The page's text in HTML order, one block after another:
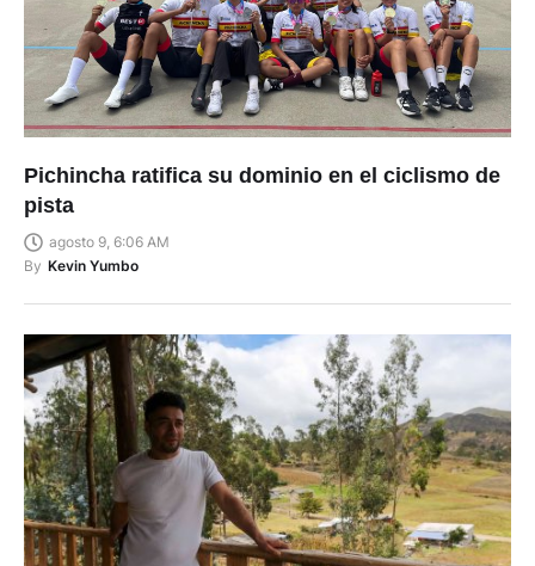
Pichincha ratifica su dominio en el ciclismo de
pista
agosto 9, 6:06 AM
By Kevin Yumbo